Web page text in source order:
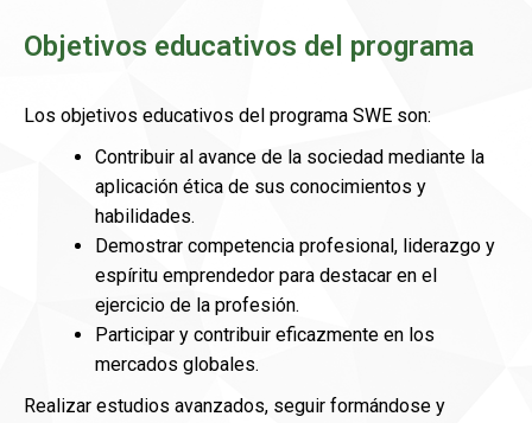
Objetivos educativos del programa
Los objetivos educativos del programa SWE son:
Contribuir al avance de la sociedad mediante la
aplicación ética de sus conocimientos y
habilidades.
Demostrar competencia profesional, liderazgo y
espíritu emprendedor para destacar en el
ejercicio de la profesión.
Participar y contribuir eficazmente en los
mercados globales.
Realizar estudios avanzados, seguir formándose y